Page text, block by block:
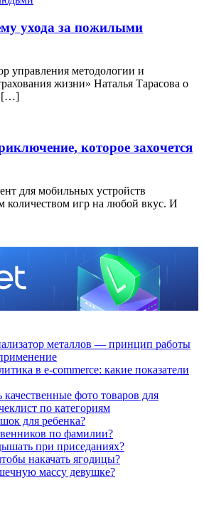
ухода за пожилыми
управления методологии и
жизни» Наталья Тарасова о
[…]
которое захочется
для мобильных устройств
количеством игр на любой вкус. И
металлов — принцип работы
в e-commerce: какие показатели
качественные фото товаров для
по категориям
для ребенка?
по фамилии?
при приседаниях?
накачать ягодицы?
массу девушке?